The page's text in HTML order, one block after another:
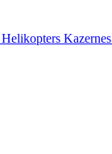
Helikopters Kazernes